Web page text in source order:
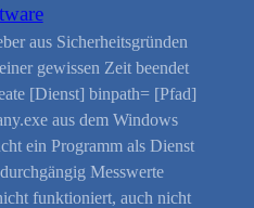
aus Sicherheitsgründen
gewissen Zeit beendet
[Dienst] binpath= [Pfad]
aus dem Windows
ein Programm als Dienst
Messwerte
funktioniert, auch nicht